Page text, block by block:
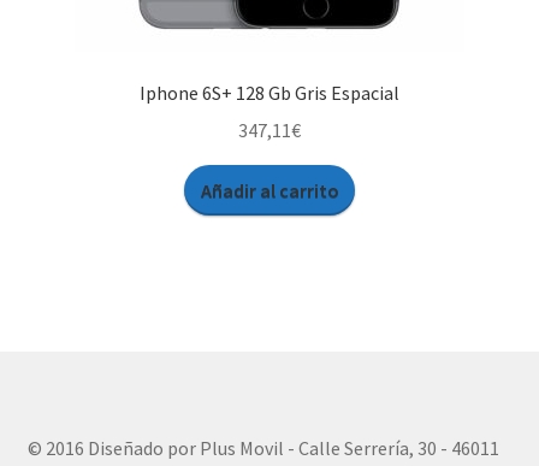
Iphone 6S+ 128 Gb Gris Espacial
347,11€
Añadir al carrito
© 2016 Diseñado por Plus Movil - Calle Serrería, 30 - 46011